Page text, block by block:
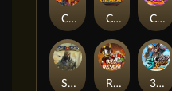
Crystal Robot Coop Clash Chocolate Rocket
Sand and Ashes Red Rascal™ 3 Cursed Chests™